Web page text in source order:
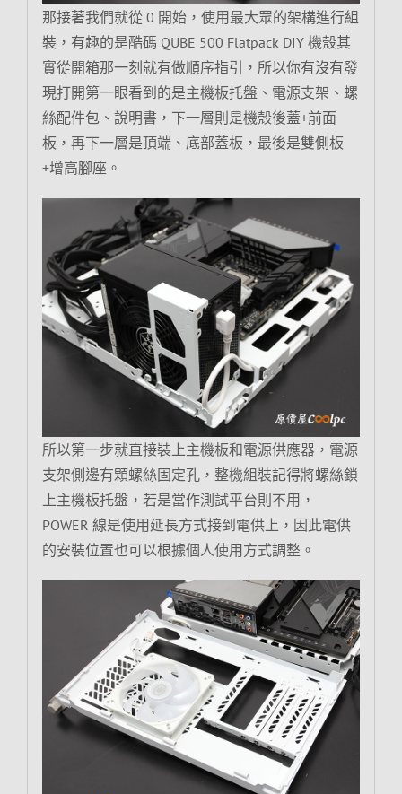
那接著我們就從 0 開始，使用最大眾的架構進行組
裝，有趣的是酷碼 QUBE 500 Flatpack DIY 機殼其
實從開箱那一刻就有做順序指引，所以你有沒有發
現打開第一眼看到的是主機板托盤、電源支架、螺
絲配件包、說明書，下一層則是機殼後蓋+前面
板，再下一層是頂端、底部蓋板，最後是雙側板
+增高腳座。
所以第一步就直接裝上主機板和電源供應器，電源
支架側邊有顆螺絲固定孔，整機組裝記得將螺絲鎖
上主機板托盤，若是當作測試平台則不用，
POWER 線是使用延長方式接到電供上，因此電供
的安裝位置也可以根據個人使用方式調整。